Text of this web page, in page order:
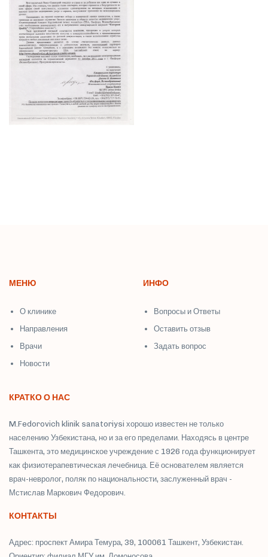
МЕНЮ
О клинике
Направления
Врачи
Новости
ИНФО
Вопросы и Ответы
Оставить отзыв
Задать вопрос
КРАТКО О НАС
M.Fedorovich klinik sanatoriysi хорошо известен не только
населению Узбекистана, но и за его пределами. Находясь в центре
Ташкента, это медицинское учреждение с 1926 года функционирует
как физиотерапевтическая лечебница. Её основателем является
врач-невролог, поляк по национальности, заслуженный врач -
Мстислав Маркович Федорович.
КОНТАКТЫ
Адрес: проспект Амира Темура, 39, 100061 Ташкент, Узбекистан.